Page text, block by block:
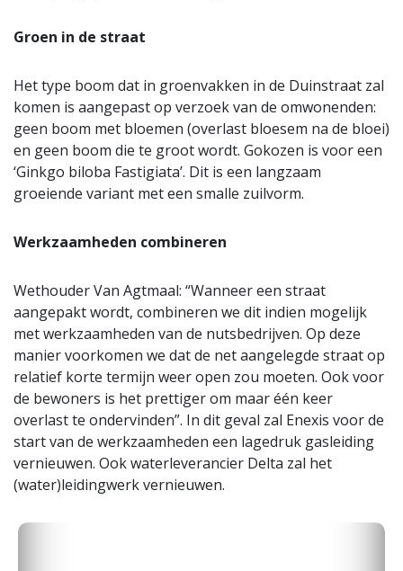
Groen in de straat
Het type boom dat in groenvakken in de Duinstraat zal
komen is aangepast op verzoek van de omwonenden:
geen boom met bloemen (overlast bloesem na de bloei)
en geen boom die te groot wordt. Gokozen is voor een
‘Ginkgo biloba Fastigiata’. Dit is een langzaam
groeiende variant met een smalle zuilvorm.
Werkzaamheden combineren
Wethouder Van Agtmaal: “Wanneer een straat
aangepakt wordt, combineren we dit indien mogelijk
met werkzaamheden van de nutsbedrijven. Op deze
manier voorkomen we dat de net aangelegde straat op
relatief korte termijn weer open zou moeten. Ook voor
de bewoners is het prettiger om maar één keer
overlast te ondervinden”. In dit geval zal Enexis voor de
start van de werkzaamheden een lagedruk gasleiding
vernieuwen. Ook waterleverancier Delta zal het
(water)leidingwerk vernieuwen.